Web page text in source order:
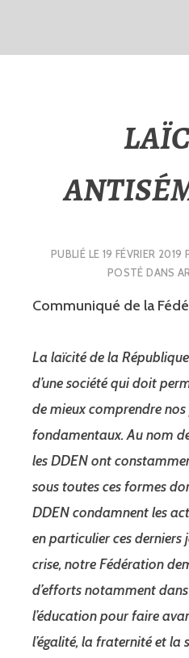
PUBLIÉ LE 19 FÉVRIER 2019
POSTÉ DANS
Communiqué de la
La laïcité de la
d’une société qui doit
de mieux comprendre
fondamentaux. Au nom
les DDEN ont
sous toutes ces formes
DDEN condamnent les
en particulier ces derniers
crise, notre Fédération
d’efforts notamment
l’éducation pour faire
l’égalité, la fraternité et la